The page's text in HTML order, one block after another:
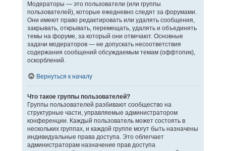
Модераторы — это пользователи (или группы
пользователей), которые ежедневно следят за форумами.
Они имеют право редактировать или удалять сообщения,
закрывать, открывать, перемещать, удалять и объединять
темы на форуме, за который они отвечают. Основные
задачи модераторов — не допускать несоответствия
содержания сообщений обсуждаемым темам (оффтопик),
оскорблений.
Вернуться к началу
Что такое группы пользователей?
Группы пользователей разбивают сообщество на
структурные части, управляемые администратором
конференции. Каждый пользователь может состоять в
нескольких группах, и каждой группе могут быть назначены
индивидуальные права доступа. Это облегчает
администраторам назначение прав доступа